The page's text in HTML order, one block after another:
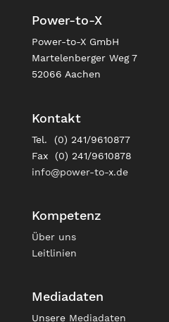
Power-to-X
Power-to-X GmbH
Martelenberger Weg 7
52066 Aachen
Kontakt
Tel. (0) 241/9610877
Fax (0) 241/9610878
info@power-to-x.de
Kompetenz
Über uns
Leitlinien
Mediadaten
Unsere Mediadaten